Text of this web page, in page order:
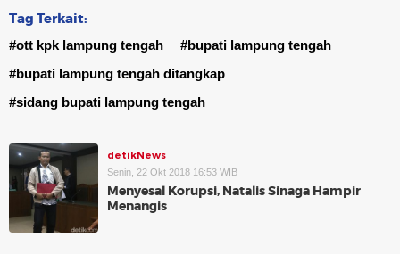
Tag Terkait:
#ott kpk lampung tengah
#bupati lampung tengah
#bupati lampung tengah ditangkap
#sidang bupati lampung tengah
detikNews
Senin, 22 Okt 2018 16:53 WIB
Menyesal Korupsi, Natalis Sinaga Hampir
Menangis